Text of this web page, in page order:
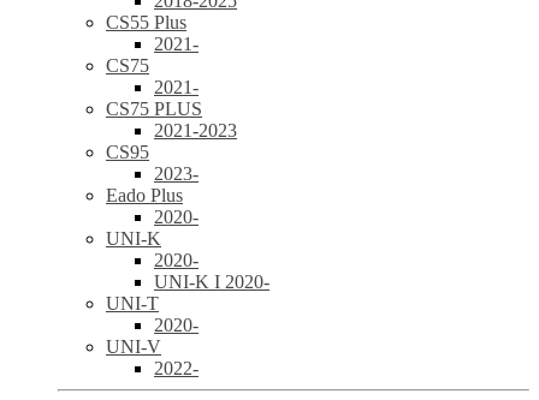
CS55 Plus
2021-
CS75
2021-
CS75 PLUS
2021-2023
CS95
2023-
Eado Plus
2020-
UNI-K
2020-
UNI-K I 2020-
UNI-T
2020-
UNI-V
2022-